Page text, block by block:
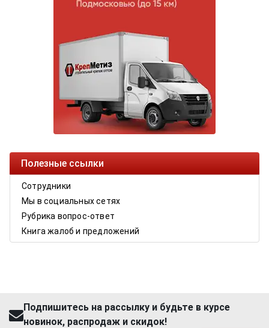
Полезные ссылки
Сотрудники
Мы в социальных сетях
Рубрика вопрос-ответ
Книга жалоб и предложений
Подпишитесь на рассылку и будьте в курсе
новинок, распродаж и скидок!